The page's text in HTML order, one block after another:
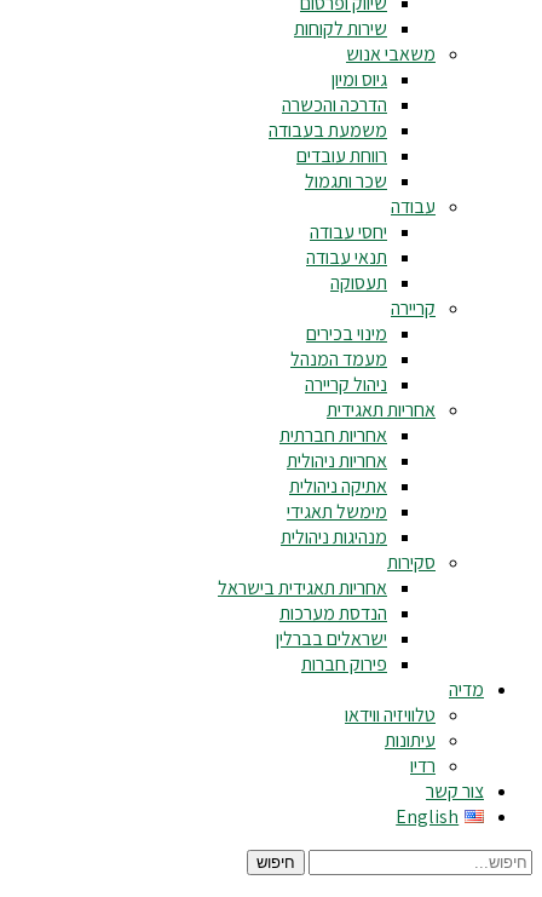
שירות לקוחות
משאבי אנוש
גיוס ומיון
הדרכה והכשרה
משמעת בעבודה
רווחת עובדים
שכר ותגמול
עבודה
יחסי עבודה
תנאי עבודה
תעסוקה
קריירה
מינוי בכירים
מעמד המנהל
ניהול קריירה
אחריות תאגידית
אחריות חברתית
אחריות ניהולית
אתיקה ניהולית
מימשל תאגידי
מנהיגות ניהולית
סקירות
אחריות תאגידית בישראל
הנדסת מערכות
ישראלים בברלין
פירוק חברות
מדיה
טלוויזיה ווידאו
עיתונות
רדיו
צור קשר
English
חיפוש